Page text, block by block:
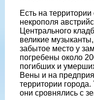
Есть на территории
некрополя
Центрального
великие
забытое место у
погребены около
погибших и
Вены и на
территории
они сровнялись с